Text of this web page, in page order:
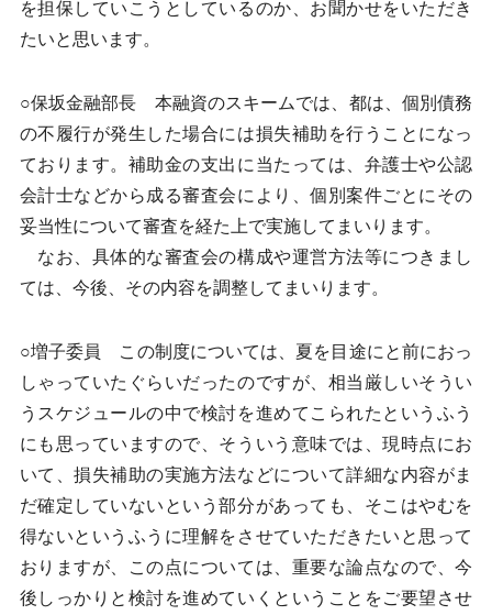
を担保していこうとしているのか、お聞かせをいただき
たいと思います。
○保坂金融部長 本融資のスキームでは、都は、個別債務
の不履行が発生した場合には損失補助を行うことになっ
ております。補助金の支出に当たっては、弁護士や公認
会計士などから成る審査会により、個別案件ごとにその
妥当性について審査を経た上で実施してまいります。
なお、具体的な審査会の構成や運営方法等につきまし
ては、今後、その内容を調整してまいります。
○増子委員 この制度については、夏を目途にと前におっ
しゃっていたぐらいだったのですが、相当厳しいそうい
うスケジュールの中で検討を進めてこられたというふう
にも思っていますので、そういう意味では、現時点にお
いて、損失補助の実施方法などについて詳細な内容がま
だ確定していないという部分があっても、そこはやむを
得ないというふうに理解をさせていただきたいと思って
おりますが、この点については、重要な論点なので、今
後しっかりと検討を進めていくということをご要望させ